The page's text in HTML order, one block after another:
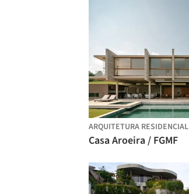
ARQUITETURA RESIDENCIAL
Casa Aroeira / FGMF